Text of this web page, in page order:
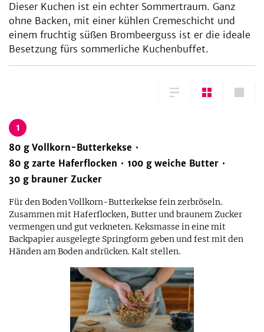
Dieser Kuchen ist ein echter Sommertraum. Ganz
ohne Backen, mit einer kühlen Cremeschicht und
einem fruchtig süßen Brombeerguss ist er die ideale
Besetzung fürs sommerliche Kuchenbuffet.
1
80 g Vollkorn-Butterkekse
80 g zarte Haferflocken 100 g weiche Butter
30 g brauner Zucker
Für den Boden Vollkorn-Butterkekse fein zerbröseln.
Zusammen mit Haferflocken, Butter und braunem Zucker
vermengen und gut verkneten. Keksmasse in eine mit
Backpapier ausgelegte Springform geben und fest mit den
Händen am Boden andrücken. Kalt stellen.